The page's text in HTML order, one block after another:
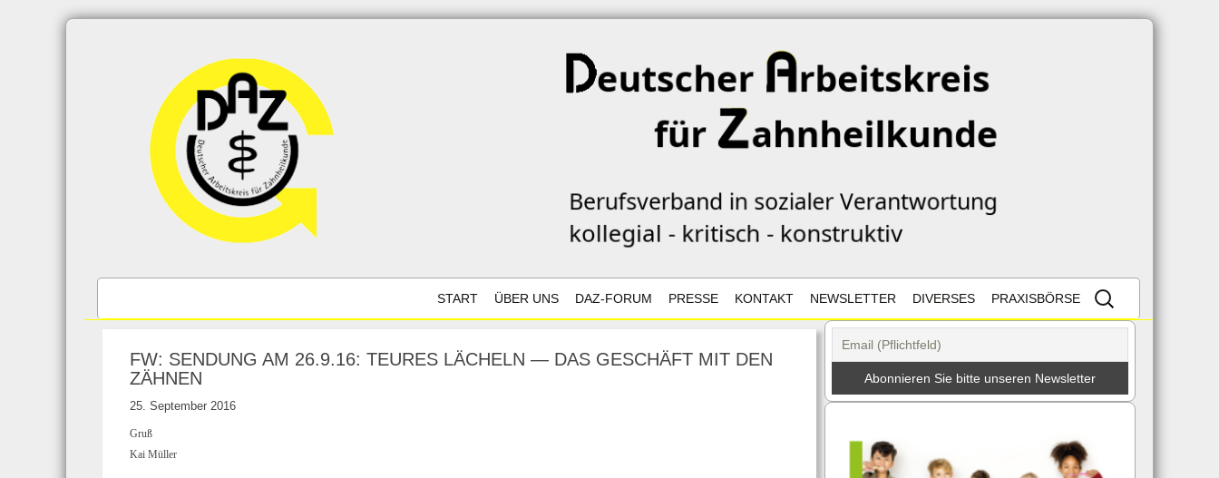
Skip
content
START ÜBER UNS DAZ-FORUM PRESSE KONTAKT
KONTAKTFORMULAR
NEWSLETTER
NEWSLETTER
REGISTRIERUNG
DIVERSES
NEUES AUS DEM NETZ
LESETIPPS
PRAXISBÖRSE
nach:
FW: SENDUNG AM 26.9.16: TEURES LÄCHELN — DAS GESCHÄFT MIT DEN
ZÄHNEN
25. September 2016
Gruß
Kai Müller